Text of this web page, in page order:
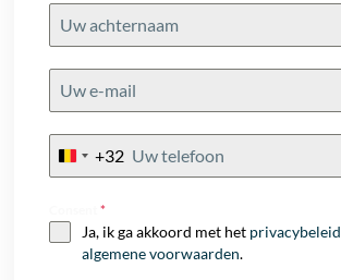
Belgium
+32
Consent*
Ja, ik ga akkoord met het privacybeleid
algemene voorwaarden.